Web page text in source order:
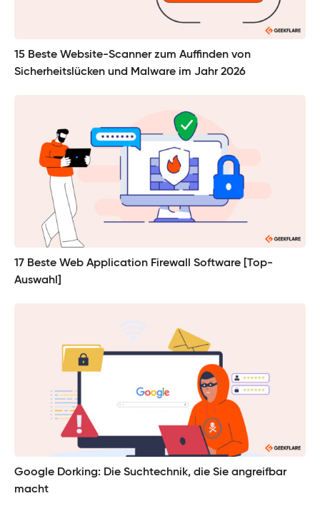
15 Beste Website-Scanner zum Auffinden von
Sicherheitslücken und Malware im Jahr 2026
17 Beste Web Application Firewall Software [Top-
Auswahl]
Google Dorking: Die Suchtechnik, die Sie angreifbar
macht